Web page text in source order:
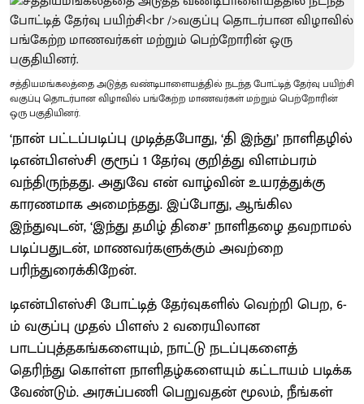
சத்தியமங்கலத்தை அடுத்த வண்டிபாளையத்தில் நடந்த போட்டித் தேர்வு பயிற்சி
வகுப்பு தொடர்பான விழாவில் பங்கேற்ற மாணவர்கள் மற்றும் பெற்றோரின்
ஒரு பகுதியினர்.
‘நான் பட்டப்படிப்பு முடித்தபோது, ‘தி இந்து’ நாளிதழில்
டிஎன்பிஎஸ்சி குரூப் 1 தேர்வு குறித்து விளம்பரம்
வந்திருந்தது. அதுவே என் வாழ்வின் உயரத்துக்கு
காரணமாக அமைந்தது. இப்போது, ஆங்கில
இந்துவுடன், ‘இந்து தமிழ் திசை’ நாளிதழை தவறாமல்
படிப்பதுடன், மாணவர்களுக்கும் அவற்றை
பரிந்துரைக்கிறேன்.
டிஎன்பிஎஸ்சி போட்டித் தேர்வுகளில் வெற்றி பெற, 6-
ம் வகுப்பு முதல் பிளஸ் 2 வரையிலான
பாடப்புத்தகங்களையும், நாட்டு நடப்புகளைத்
தெரிந்து கொள்ள நாளிதழ்களையும் கட்டாயம் படிக்க
வேண்டும். அரசுப்பணி பெறுவதன் மூலம், நீங்கள்